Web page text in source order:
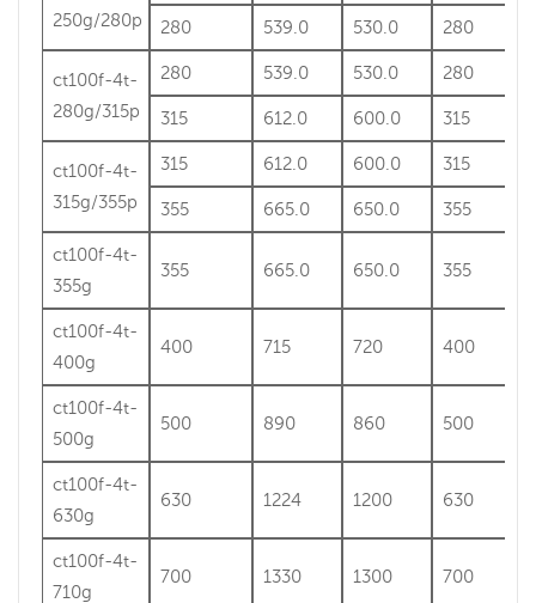
250g/280p 280 539.0 530.0 280
ct100f-4t-
280g/315p
280 539.0 530.0 280
315 612.0 600.0 315
ct100f-4t-
315g/355p
315 612.0 600.0 315
355 665.0 650.0 355
ct100f-4t-
355g
355 665.0 650.0 355
ct100f-4t-
400g
400 715 720 400
ct100f-4t-
500g
500 890 860 500
ct100f-4t-
630g
630 1224 1200 630
ct100f-4t-
710g
700 1330 1300 700